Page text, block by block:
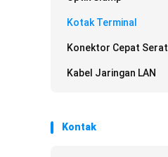
Kotak Terminal
Konektor Cepat Serat
Kabel Jaringan LAN
Kontak